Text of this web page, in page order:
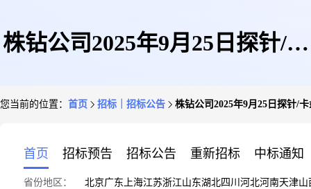
株钻公司2025年9月25日探针/卡
您当前的位置： 首页 招标｜招标公告 株钻公司2025年9月25日探针/
首页 招标预告 招标公告 重新招标 中标通知
省份地区： 北京广东 上海江苏浙江山东湖北四川 河北河南天津山